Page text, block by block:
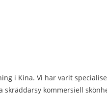
i Kina. Vi har varit
kommersiell